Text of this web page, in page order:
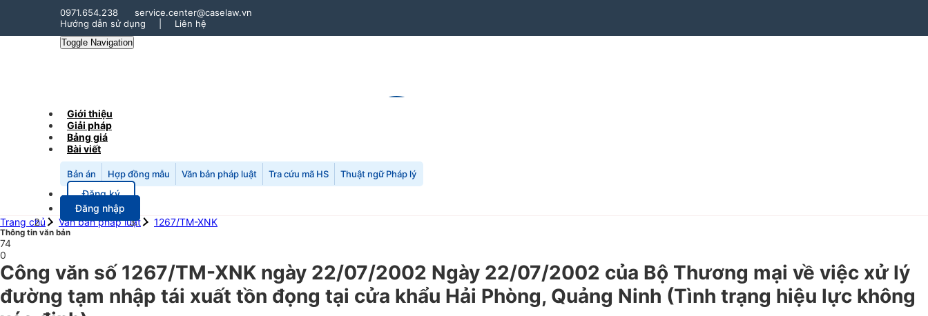
0971.654.238
service.center@caselaw.vn
Hướng dẫn sử dụng
Liên hệ
Toggle Navigation
Giới thiệu
Giải pháp
Bảng giá
Bài viết
Bản án Hợp đồng mẫu Văn bản pháp luật Tra cứu mã HS Thuật ngữ Pháp lý
Đăng ký
Đăng nhập
Trang chủ
Văn bản pháp luật 1267/TM-XNK
Thông tin văn bản
74
0
Công văn số 1267/TM-XNK ngày 22/07/2002 Ngày 22/07/2002 của Bộ Thương mại về việc xử lý
đường tạm nhập tái xuất tồn đọng tại cửa khẩu Hải Phòng, Quảng Ninh (Tình trạng hiệu lực không